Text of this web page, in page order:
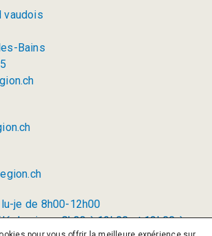
vaudois
Bains
je de 8h00-12h00
8h00 à 12h00 et 13h00 à